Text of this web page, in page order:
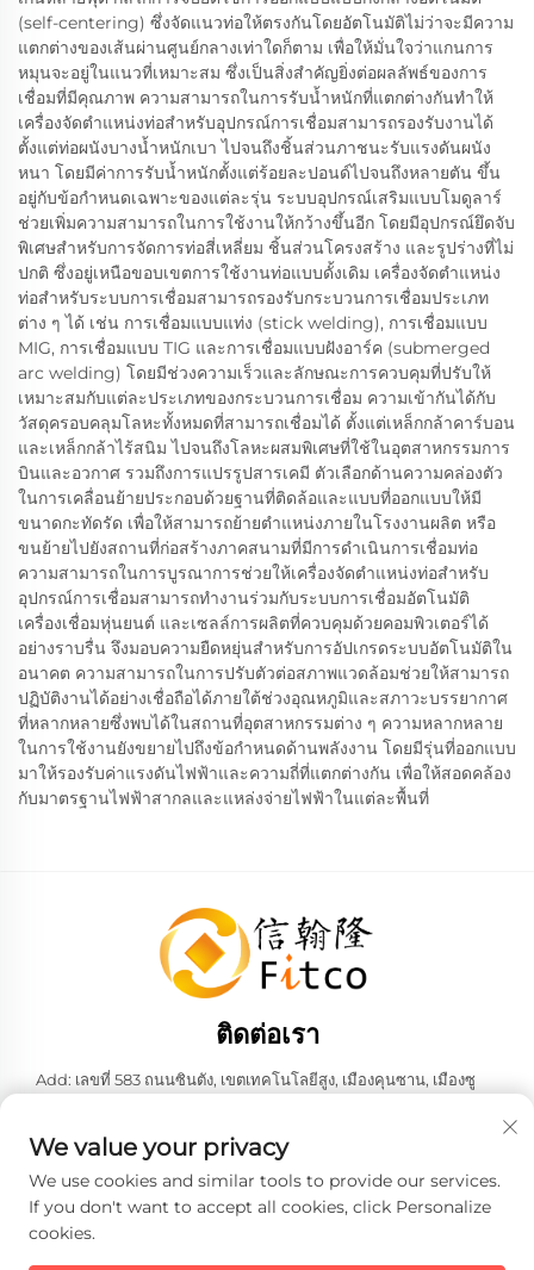
(self-centering) ซึ่งจัดแนวท่อให้ตรงกันโดยอัตโนมัติไม่ว่าจะมีความ
แตกต่างของเส้นผ่านศูนย์กลางเท่าใดก็ตาม เพื่อให้มั่นใจว่าแกนการ
หมุนจะอยู่ในแนวที่เหมาะสม ซึ่งเป็นสิ่งสำคัญยิ่งต่อผลลัพธ์ของการ
เชื่อมที่มีคุณภาพ ความสามารถในการรับน้ำหนักที่แตกต่างกันทำให้
เครื่องจัดตำแหน่งท่อสำหรับอุปกรณ์การเชื่อมสามารถรองรับงานได้
ตั้งแต่ท่อผนังบางน้ำหนักเบา ไปจนถึงชิ้นส่วนภาชนะรับแรงดันผนัง
หนา โดยมีค่าการรับน้ำหนักตั้งแต่ร้อยละปอนด์ไปจนถึงหลายตัน ขึ้น
อยู่กับข้อกำหนดเฉพาะของแต่ละรุ่น ระบบอุปกรณ์เสริมแบบโมดูลาร์
ช่วยเพิ่มความสามารถในการใช้งานให้กว้างขึ้นอีก โดยมีอุปกรณ์ยึดจับ
พิเศษสำหรับการจัดการท่อสี่เหลี่ยม ชิ้นส่วนโครงสร้าง และรูปร่างที่ไม่
ปกติ ซึ่งอยู่เหนือขอบเขตการใช้งานท่อแบบดั้งเดิม เครื่องจัดตำแหน่ง
ท่อสำหรับระบบการเชื่อมสามารถรองรับกระบวนการเชื่อมประเภท
ต่าง ๆ ได้ เช่น การเชื่อมแบบแท่ง (stick welding), การเชื่อมแบบ
MIG, การเชื่อมแบบ TIG และการเชื่อมแบบฝังอาร์ค (submerged
arc welding) โดยมีช่วงความเร็วและลักษณะการควบคุมที่ปรับให้
เหมาะสมกับแต่ละประเภทของกระบวนการเชื่อม ความเข้ากันได้กับ
วัสดุครอบคลุมโลหะทั้งหมดที่สามารถเชื่อมได้ ตั้งแต่เหล็กกล้าคาร์บอน
และเหล็กกล้าไร้สนิม ไปจนถึงโลหะผสมพิเศษที่ใช้ในอุตสาหกรรมการ
บินและอวกาศ รวมถึงการแปรรูปสารเคมี ตัวเลือกด้านความคล่องตัว
ในการเคลื่อนย้ายประกอบด้วยฐานที่ติดล้อและแบบที่ออกแบบให้มี
ขนาดกะทัดรัด เพื่อให้สามารถย้ายตำแหน่งภายในโรงงานผลิต หรือ
ขนย้ายไปยังสถานที่ก่อสร้างภาคสนามที่มีการดำเนินการเชื่อมท่อ
ความสามารถในการบูรณาการช่วยให้เครื่องจัดตำแหน่งท่อสำหรับ
อุปกรณ์การเชื่อมสามารถทำงานร่วมกับระบบการเชื่อมอัตโนมัติ
เครื่องเชื่อมหุ่นยนต์ และเซลล์การผลิตที่ควบคุมด้วยคอมพิวเตอร์ได้
อย่างราบรื่น จึงมอบความยืดหยุ่นสำหรับการอัปเกรดระบบอัตโนมัติใน
อนาคต ความสามารถในการปรับตัวต่อสภาพแวดล้อมช่วยให้สามารถ
ปฏิบัติงานได้อย่างเชื่อถือได้ภายใต้ช่วงอุณหภูมิและสภาวะบรรยากาศ
ที่หลากหลายซึ่งพบได้ในสถานที่อุตสาหกรรมต่าง ๆ ความหลากหลาย
ในการใช้งานยังขยายไปถึงข้อกำหนดด้านพลังงาน โดยมีรุ่นที่ออกแบบ
มาให้รองรับค่าแรงดันไฟฟ้าและความถี่ที่แตกต่างกัน เพื่อให้สอดคล้อง
กับมาตรฐานไฟฟ้าสากลและแหล่งจ่ายไฟฟ้าในแต่ละพื้นที่
ติดต่อเรา
Add: เลขที่ 583 ถนนซินตัง, เขตเทคโนโลยีสูง, เมืองคุนซาน, เมืองซู
โทร:+86-137 6186 0079
อีเมล:[email protected]
We value your privacy
We use cookies and similar tools to provide our services.
If you don't want to accept all cookies, click Personalize
cookies.